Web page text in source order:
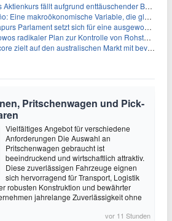
fällt aufgrund enttäuschender Buchungsprognose
makroökonomische Variable, die globale Wirtschaftslandschaften umgestaltet
Parlament setzt sich für eine ausgewogene wirtschaftliche Zukunft ein
Plan zur Kontrolle von Rohstoffexporten steht vor konkurrierenden Visionen
zielt auf den australischen Markt mit bevorstehendem Sekundärlisting
Pritschenwagen und Pick-
Vielfältiges Angebot für verschiedene
Anforderungen Die Auswahl an
Pritschenwagen gebraucht ist
beeindruckend und wirtschaftlich attraktiv.
Diese zuverlässigen Fahrzeuge eignen
sich hervorragend für Transport, Logistik
robusten Konstruktion und bewährter
jahrelange Zuverlässigkeit ohne
vor 11 Stunden